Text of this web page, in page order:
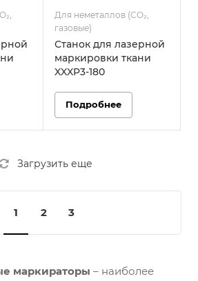
Для неметаллов (CO₂,
газовые)
Станок для лазерной
маркировки ткани
XXXP3-180
Подробнее
Загрузить еще
1 2 3
маркираторы – наиболее